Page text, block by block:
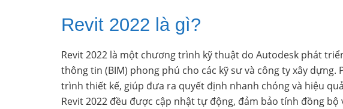
Revit 2022 là gì?
Revit 2022 là một chương trình kỹ thuật do Autodesk phát
thông tin (BIM) phong phú cho các kỹ sư và công ty xây
trình thiết kế, giúp đưa ra quyết định nhanh chóng và hiệu
Revit 2022 đều được cập nhật tự động, đảm bảo tính đồng bộ